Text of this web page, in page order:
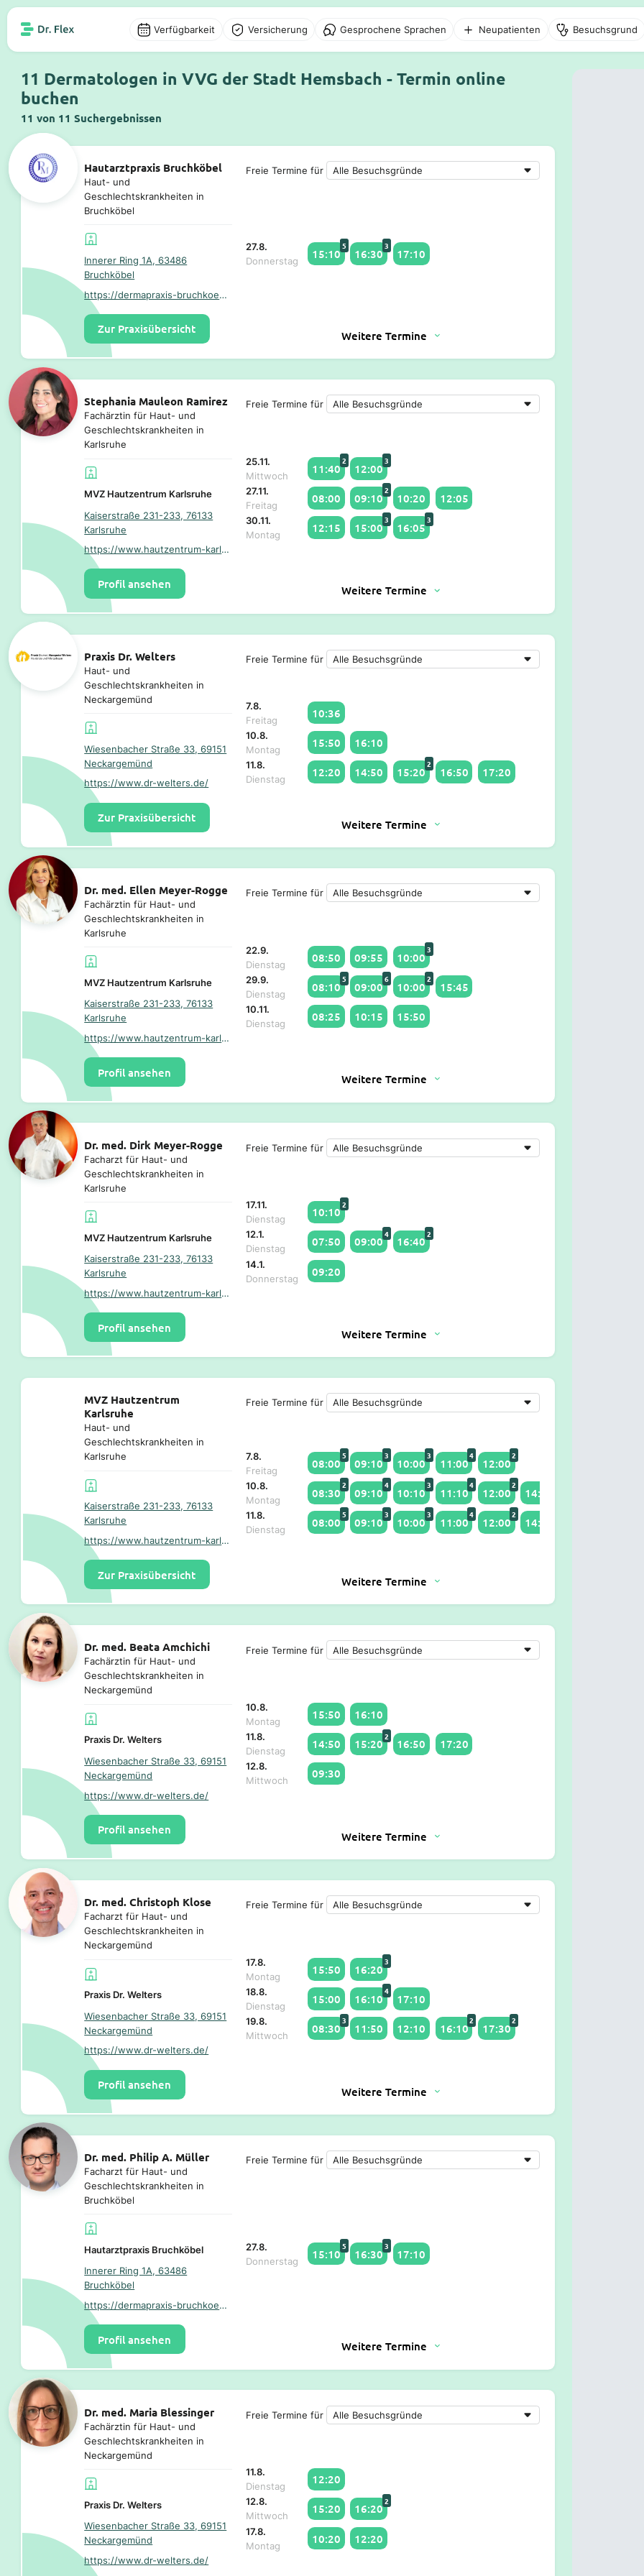
Verfügbarkeit Versicherung Gesprochene Sprachen Neupatienten Besuchsgrund
11 Dermatologen in VVG der Stadt Hemsbach - Termin online
buchen
11 von 11 Suchergebnissen
Hautarztpraxis Bruchköbel
Haut- und
Geschlechtskrankheiten in
Bruchköbel
Innerer Ring 1A, 63486
Bruchköbel
https://dermapraxis-bruchkoebel.de/
Zur Praxisübersicht
Freie Termine für
27.8.
Donnerstag
15:10
5
16:30
3
17:10
Weitere Termine
Stephania Mauleon Ramirez
Fachärztin für Haut- und
Geschlechtskrankheiten in
Karlsruhe
MVZ Hautzentrum Karlsruhe
Kaiserstraße 231-233, 76133
Karlsruhe
https://www.hautzentrum-karlsruhe.de/
Profil ansehen
Freie Termine für
25.11.
Mittwoch
11:40
2
12:00
3
27.11.
Freitag
08:00 09:10
2
10:20 12:05
30.11.
Montag
12:15 15:00
3
16:05
3
Weitere Termine
Praxis Dr. Welters
Haut- und
Geschlechtskrankheiten in
Neckargemünd
Wiesenbacher Straße 33, 69151
Neckargemünd
https://www.dr-welters.de/
Zur Praxisübersicht
Freie Termine für
7.8.
Freitag
10:36
10.8.
Montag
15:50 16:10
11.8.
Dienstag
12:20 14:50 15:20
2
16:50 17:20
Weitere Termine
Dr. med. Ellen Meyer-Rogge
Fachärztin für Haut- und
Geschlechtskrankheiten in
Karlsruhe
MVZ Hautzentrum Karlsruhe
Kaiserstraße 231-233, 76133
Karlsruhe
https://www.hautzentrum-karlsruhe.de/
Profil ansehen
Freie Termine für
22.9.
Dienstag
08:50 09:55 10:00
3
29.9.
Dienstag
08:10
5
09:00
6
10:00
2
15:45
10.11.
Dienstag
08:25 10:15 15:50
Weitere Termine
Dr. med. Dirk Meyer-Rogge
Facharzt für Haut- und
Geschlechtskrankheiten in
Karlsruhe
MVZ Hautzentrum Karlsruhe
Kaiserstraße 231-233, 76133
Karlsruhe
https://www.hautzentrum-karlsruhe.de/
Profil ansehen
Freie Termine für
17.11.
Dienstag
10:10
2
12.1.
Dienstag
07:50 09:00
4
16:40
2
14.1.
Donnerstag
09:20
Weitere Termine
MVZ Hautzentrum
Karlsruhe
Haut- und
Geschlechtskrankheiten in
Karlsruhe
Kaiserstraße 231-233, 76133
Karlsruhe
https://www.hautzentrum-karlsruhe.de/
Zur Praxisübersicht
Freie Termine für
7.8.
Freitag
08:00
5
09:10
3
10:00
3
11:00
4
12:00
2
10.8.
Montag
08:30
2
09:10
4
10:10
3
11:10
4
12:00
2
14:00
11.8.
Dienstag
08:00
5
09:10
3
10:00
3
11:00
4
12:00
2
14:00
Weitere Termine
Dr. med. Beata Amchichi
Fachärztin für Haut- und
Geschlechtskrankheiten in
Neckargemünd
Praxis Dr. Welters
Wiesenbacher Straße 33, 69151
Neckargemünd
https://www.dr-welters.de/
Profil ansehen
Freie Termine für
10.8.
Montag
15:50 16:10
11.8.
Dienstag
14:50 15:20
2
16:50 17:20
12.8.
Mittwoch
09:30
Weitere Termine
Dr. med. Christoph Klose
Facharzt für Haut- und
Geschlechtskrankheiten in
Neckargemünd
Praxis Dr. Welters
Wiesenbacher Straße 33, 69151
Neckargemünd
https://www.dr-welters.de/
Profil ansehen
Freie Termine für
17.8.
Montag
15:50 16:20
3
18.8.
Dienstag
15:00 16:10
4
17:10
19.8.
Mittwoch
08:30
3
11:50 12:10 16:10
2
17:30
2
Weitere Termine
Dr. med. Philip A. Müller
Facharzt für Haut- und
Geschlechtskrankheiten in
Bruchköbel
Hautarztpraxis Bruchköbel
Innerer Ring 1A, 63486
Bruchköbel
https://dermapraxis-bruchkoebel.de/
Profil ansehen
Freie Termine für
27.8.
Donnerstag
15:10
5
16:30
3
17:10
Weitere Termine
Dr. med. Maria Blessinger
Fachärztin für Haut- und
Geschlechtskrankheiten in
Neckargemünd
Praxis Dr. Welters
Wiesenbacher Straße 33, 69151
Neckargemünd
https://www.dr-welters.de/
Freie Termine für
11.8.
Dienstag
12:20
12.8.
Mittwoch
15:20 16:20
2
17.8.
Montag
10:20 12:20